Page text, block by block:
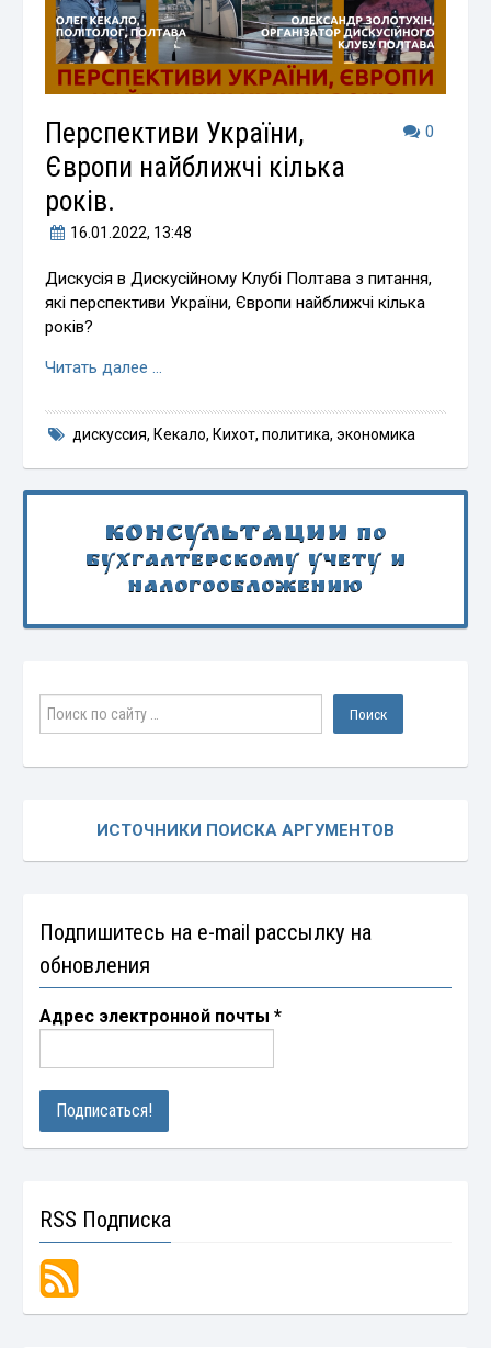
0
Перспективи України,
Європи найближчі кілька
років.
16.01.2022, 13:48
Дискусія в Дискусійному Клубі Полтава з питання,
які перспективи України, Європи найближчі кілька
років?
Читать далее …
дискуссия, Кекало, Кихот, политика, экономика
Консультации по
бухгалтерскому учету и
налогообложению
ИСТОЧНИКИ ПОИСКА АРГУМЕНТОВ
Подпишитесь на e-mail рассылку на
обновления
Адрес электронной почты*
RSS Подписка